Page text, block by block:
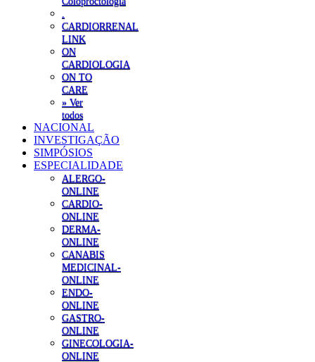
CARDIORRENAL
LINK
ON
CARDIOLOGIA
ON TO
CARE
» Ver
todos
NACIONAL
INVESTIGAÇÃO
SIMPÓSIOS
ESPECIALIDADE
ALERGO-
ONLINE
CARDIO-
ONLINE
DERMA-
ONLINE
CANABIS
MEDICINAL-
ONLINE
ENDO-
ONLINE
GASTRO-
ONLINE
GINECOLOGIA-
ONLINE